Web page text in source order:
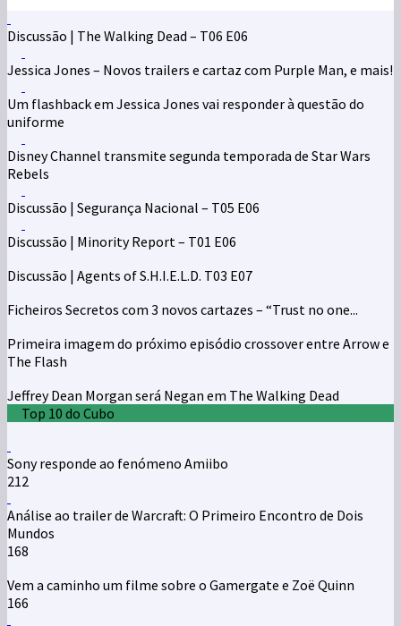
Discussão | The Walking Dead – T06 E06
Jessica Jones – Novos trailers e cartaz com Purple Man, e mais!
Um flashback em Jessica Jones vai responder à questão do
uniforme
Disney Channel transmite segunda temporada de Star Wars
Rebels
Discussão | Segurança Nacional – T05 E06
Discussão | Minority Report – T01 E06
Discussão | Agents of S.H.I.E.L.D. T03 E07
Ficheiros Secretos com 3 novos cartazes – “Trust no one...
Primeira imagem do próximo episódio crossover entre Arrow e
The Flash
Jeffrey Dean Morgan será Negan em The Walking Dead
Top 10 do Cubo
Sony responde ao fenómeno Amiibo
212
Análise ao trailer de Warcraft: O Primeiro Encontro de Dois
Mundos
168
Vem a caminho um filme sobre o Gamergate e Zoë Quinn
166